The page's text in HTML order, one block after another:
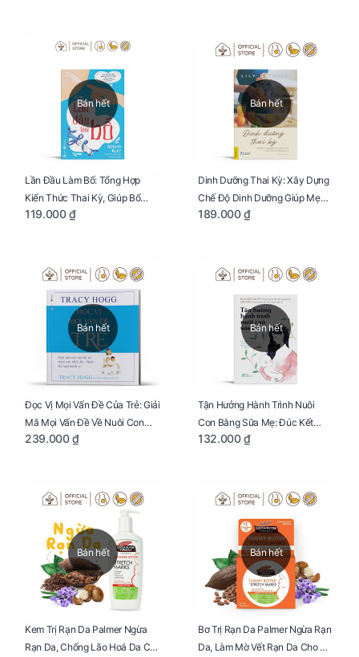
Bán hết
Lần Đầu Làm Bố: Tổng Hợp
Kiến Thức Thai Kỳ, Giúp Bố
Thấu Hiểu Hơn Về Mẹ Bầu Và
119.000 ₫
Bán hết
Dinh Dưỡng Thai Kỳ: Xây Dựng
Chế Độ Dinh Dưỡng Giúp Mẹ
Khỏe, Con Yêu Phát Triển Toàn
189.000 ₫
Bán hết
Đọc Vị Mọi Vấn Đề Của Trẻ: Giải
Mã Mọi Vấn Đề Về Nuôi Con
Nhỏ (Ăn, Ngủ, Kỷ Luật Hành Vi),
239.000 ₫
Bán hết
Tận Hưởng Hành Trình Nuôi
Con Bằng Sữa Mẹ: Đúc Kết
Những Kiến Thức Quý Báu Về
Mình Trong Hành Trình Nuôi
132.000 ₫
Bán hết
Kem Trị Rạn Da Palmer Ngừa
Rạn Da, Chống Lão Hoá Da Cho
Bán hết
Bơ Trị Rạn Da Palmer Ngừa Rạn
Da, Làm Mờ Vết Rạn Da Cho Mẹ